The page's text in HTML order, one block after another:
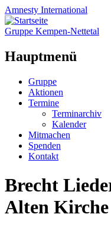
Amnesty International
Gruppe Kempen-Nettetal
Hauptmenü
Zum
Inhalt
springen
Gruppe
Aktionen
Termine
Terminarchiv
Kalender
Mitmachen
Spenden
Kontakt
Brecht
Alten